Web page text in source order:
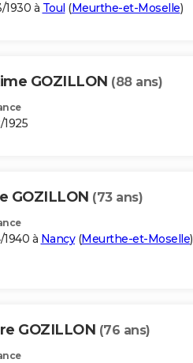
1930 à Toul (Meurthe-et-Moselle)
GOZILLON (88 ans)
GOZILLON (73 ans)
à Nancy(Meurthe-et-Moselle)
GOZILLON (76 ans)